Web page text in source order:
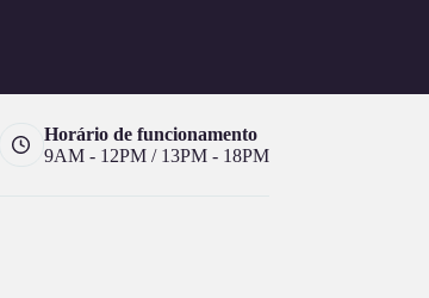
Horário de funcionamento
9AM - 12PM / 13PM - 18PM